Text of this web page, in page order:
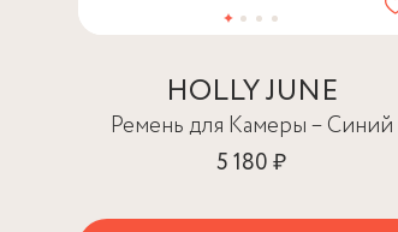
HOLLY JUNE
Ремень для Камеры – Синий
5 180 ₽